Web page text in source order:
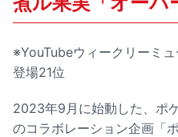
※YouTubeウィークリーミ
登場21位
2023年9月に始動した、ポ
のコラボレーション企画「